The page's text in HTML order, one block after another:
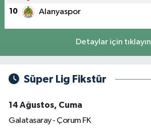
10 Alanyaspor
Detaylar için tıklayın
Süper Lig Fikstür
14 Ağustos, Cuma
Galatasaray - Çorum FK